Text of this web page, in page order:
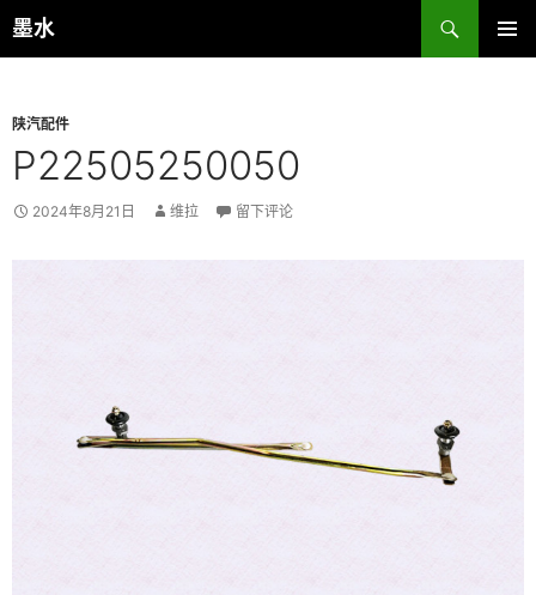
跳
至
墨水
搜
索
陕汽配件
P22505250050
2024年8月21日 维拉 留下评论